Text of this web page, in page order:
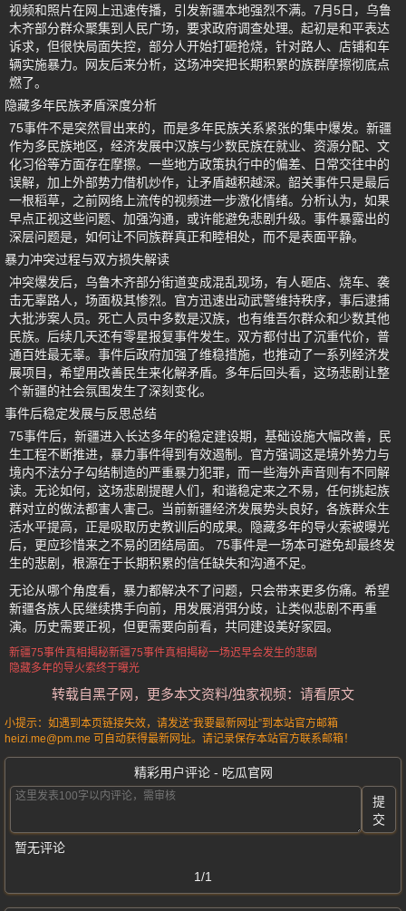
视频和照片在网上迅速传播，引发新疆本地强烈不满。7月5日，乌鲁
木齐部分群众聚集到人民广场，要求政府调查处理。起初是和平表达
诉求，但很快局面失控，部分人开始打砸抢烧，针对路人、店铺和车
辆实施暴力。网友后来分析，这场冲突把长期积累的族群摩擦彻底点
燃了。
隐藏多年民族矛盾深度分析
75事件不是突然冒出来的，而是多年民族关系紧张的集中爆发。新疆
作为多民族地区，经济发展中汉族与少数民族在就业、资源分配、文
化习俗等方面存在摩擦。一些地方政策执行中的偏差、日常交往中的
误解，加上外部势力借机炒作，让矛盾越积越深。韶关事件只是最后
一根稻草，之前网络上流传的视频进一步激化情绪。分析认为，如果
早点正视这些问题、加强沟通，或许能避免悲剧升级。事件暴露出的
深层问题是，如何让不同族群真正和睦相处，而不是表面平静。
暴力冲突过程与双方损失解读
冲突爆发后，乌鲁木齐部分街道变成混乱现场，有人砸店、烧车、袭
击无辜路人，场面极其惨烈。官方迅速出动武警维持秩序，事后逮捕
大批涉案人员。死亡人员中多数是汉族，也有维吾尔群众和少数其他
民族。后续几天还有零星报复事件发生。双方都付出了沉重代价，普
通百姓最无辜。事件后政府加强了维稳措施，也推动了一系列经济发
展项目，希望用改善民生来化解矛盾。多年后回头看，这场悲剧让整
个新疆的社会氛围发生了深刻变化。
事件后稳定发展与反思总结
75事件后，新疆进入长达多年的稳定建设期，基础设施大幅改善，民
生工程不断推进，暴力事件得到有效遏制。官方强调这是境外势力与
境内不法分子勾结制造的严重暴力犯罪，而一些海外声音则有不同解
读。无论如何，这场悲剧提醒人们，和谐稳定来之不易，任何挑起族
群对立的做法都害人害己。当前新疆经济发展势头良好，各族群众生
活水平提高，正是吸取历史教训后的成果。隐藏多年的导火索被曝光
后，更应珍惜来之不易的团结局面。 75事件是一场本可避免却最终发
生的悲剧，根源在于长期积累的信任缺失和沟通不足。
无论从哪个角度看，暴力都解决不了问题，只会带来更多伤痛。希望
新疆各族人民继续携手向前，用发展消弭分歧，让类似悲剧不再重
演。历史需要正视，但更需要向前看，共同建设美好家园。
新疆75事件真相揭秘新疆75事件真相揭秘一场迟早会发生的悲剧
隐藏多年的导火索终于曝光
转载自黑子网，更多本文资料/独家视频：请看原文
小提示：如遇到本页链接失效，请发送“我要最新网址”到本站官方邮箱
heizi.me@pm.me 可自动获得最新网址。请记录保存本站官方联系邮箱！
精彩用户评论 - 吃瓜官网
提
交
暂无评论
1/1